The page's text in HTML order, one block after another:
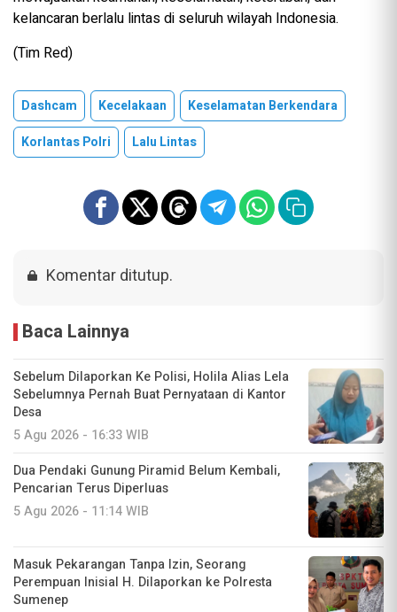
kelancaran berlalu lintas di seluruh wilayah Indonesia.
(Tim Red)
Dashcam Kecelakaan
Keselamatan Berkendara
Korlantas Polri
Lalu Lintas
Komentar ditutup.
Baca Lainnya
Sebelum Dilaporkan Ke Polisi, Holila Alias Lela
Sebelumnya Pernah Buat Pernyataan di Kantor
Desa
5 Agu 2026 - 16:33 WIB
Dua Pendaki Gunung Piramid Belum Kembali,
Pencarian Terus Diperluas
5 Agu 2026 - 11:14 WIB
Masuk Pekarangan Tanpa Izin, Seorang
Perempuan Inisial H. Dilaporkan ke Polresta
Sumenep